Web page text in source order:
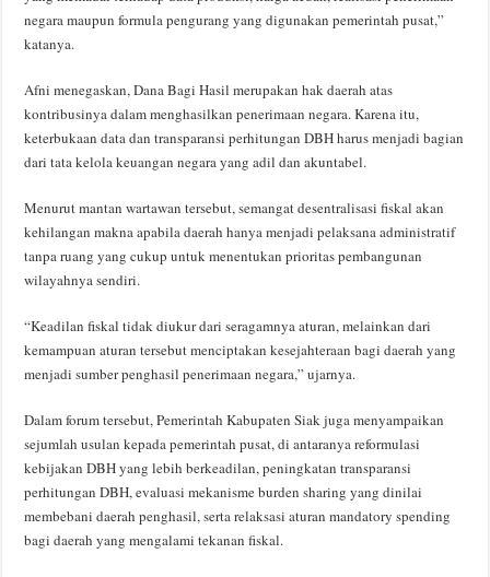
negara maupun formula pengurang yang digunakan pemerintah pusat,”
katanya.
Afni menegaskan, Dana Bagi Hasil merupakan hak daerah atas
kontribusinya dalam menghasilkan penerimaan negara. Karena itu,
keterbukaan data dan transparansi perhitungan DBH harus menjadi bagian
dari tata kelola keuangan negara yang adil dan akuntabel.
Menurut mantan wartawan tersebut, semangat desentralisasi fiskal akan
kehilangan makna apabila daerah hanya menjadi pelaksana administratif
tanpa ruang yang cukup untuk menentukan prioritas pembangunan
wilayahnya sendiri.
“Keadilan fiskal tidak diukur dari seragamnya aturan, melainkan dari
kemampuan aturan tersebut menciptakan kesejahteraan bagi daerah yang
menjadi sumber penghasil penerimaan negara,” ujarnya.
Dalam forum tersebut, Pemerintah Kabupaten Siak juga menyampaikan
sejumlah usulan kepada pemerintah pusat, di antaranya reformulasi
kebijakan DBH yang lebih berkeadilan, peningkatan transparansi
perhitungan DBH, evaluasi mekanisme burden sharing yang dinilai
membebani daerah penghasil, serta relaksasi aturan mandatory spending
bagi daerah yang mengalami tekanan fiskal.